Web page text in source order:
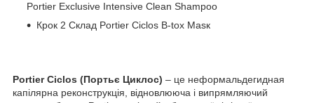
Portier Exclusive Intensive Clean Shampoo
Крок 2 Склад Portier Ciclos B-tox Маѕк
Portier Ciclos (Портьє Циклос) – це неформальдегидная
капілярна реконструкція, відновлююча і випрямляючий